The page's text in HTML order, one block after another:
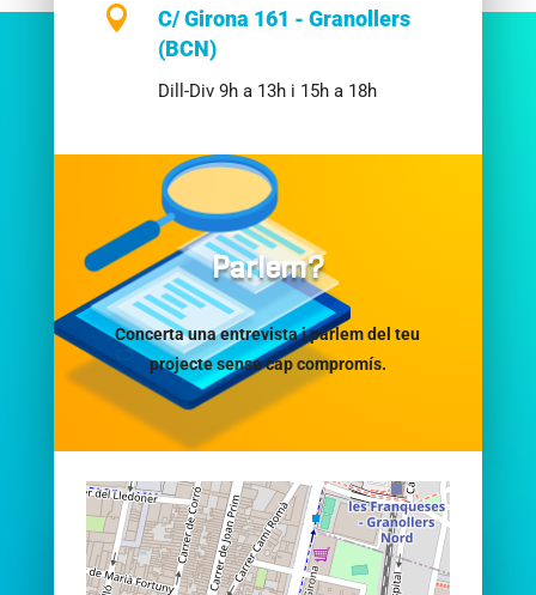

C/ Girona 161 - Granollers
(BCN)
Dill-Div 9h a 13h i 15h a 18h
Parlem?
Concerta una entrevista i parlem del teu
projecte sense cap compromís.